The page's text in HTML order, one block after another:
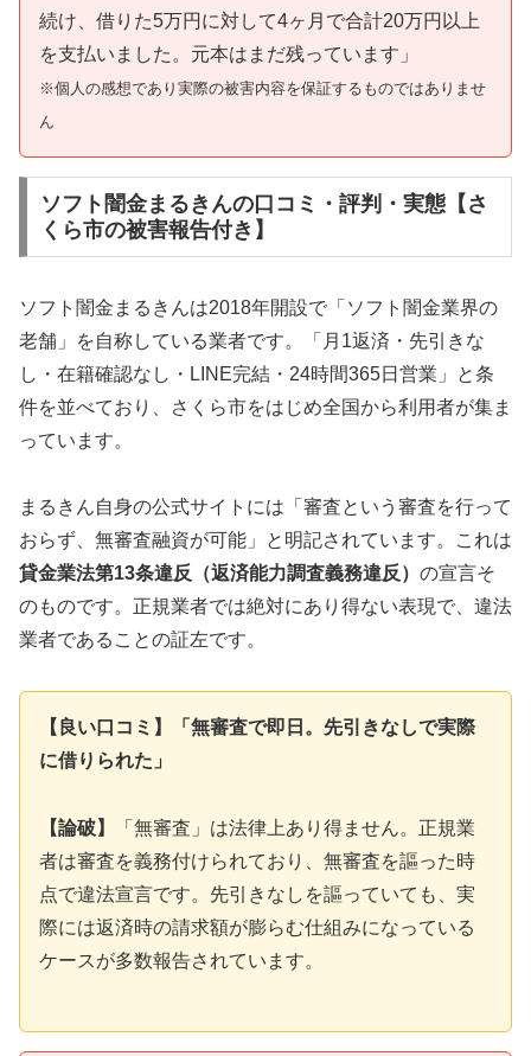
続け、借りた5万円に対して4ヶ月で合計20万円以上
を支払いました。元本はまだ残っています」
※個人の感想であり実際の被害内容を保証するものではありませ
ん
ソフト闇金まるきんの口コミ・評判・実態【さ
くら市の被害報告付き】
ソフト闇金まるきんは2018年開設で「ソフト闇金業界の
老舗」を自称している業者です。「月1返済・先引きな
し・在籍確認なし・LINE完結・24時間365日営業」と条
件を並べており、さくら市をはじめ全国から利用者が集ま
っています。
まるきん自身の公式サイトには「審査という審査を行って
おらず、無審査融資が可能」と明記されています。これは
貸金業法第13条違反（返済能力調査義務違反） の宣言そ
のものです。正規業者では絶対にあり得ない表現で、違法
業者であることの証左です。
【良い口コミ】「無審査で即日。先引きなしで実際
に借りられた」
【論破】
「無審査」は法律上あり得ません。正規業
者は審査を義務付けられており、無審査を謳った時
点で違法宣言です。先引きなしを謳っていても、実
際には返済時の請求額が膨らむ仕組みになっている
ケースが多数報告されています。